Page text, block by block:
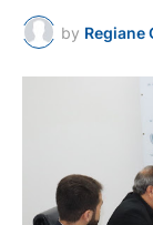
by Regiane